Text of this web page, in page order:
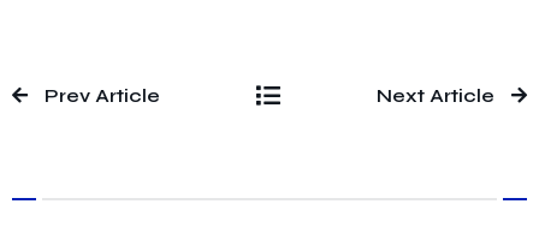
Prev Article Next Article